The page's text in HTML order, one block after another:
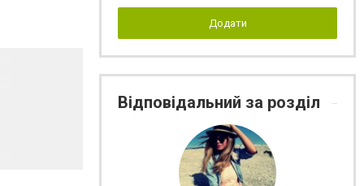
Додати
Відповідальний за розділ